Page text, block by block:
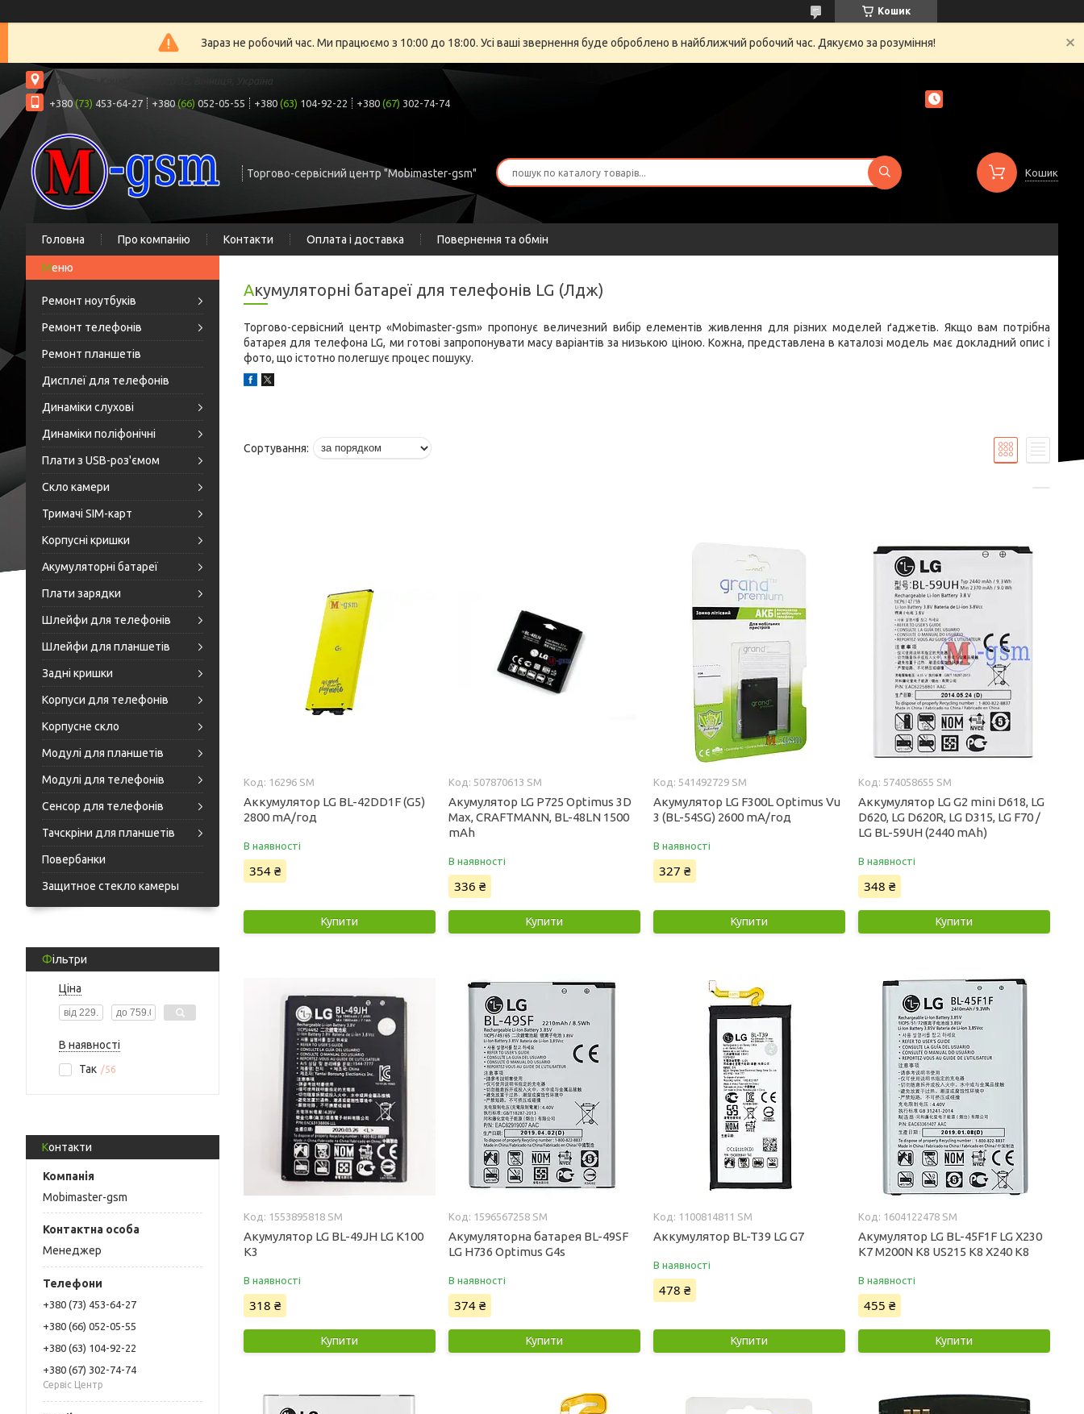
Кошик
Зараз не робочий час. Ми працюємо з 10:00 до 18:00. Усі ваші звернення буде оброблено в найближчий робочий час. Дякуємо за розуміння!
проспект Коцюбинського 32, Вінниця, Україна
+380(73) 453-64-27 +380(66) 052-05-55 +380 (63) 104-92-22 +380 (67) 302-74-74
Торгово-сервісний центр "Mobimaster-gsm" Кошик
Головна Про компанію Контакти Оплата і доставка Повернення та обмін
Ремонт ноутбуків
Ремонт телефонів
Ремонт планшетів
Дисплеї для телефонів
Динаміки слухові
Динаміки поліфонічні
Плати з USB-роз'ємом
Скло камери
Тримачі SIM-карт
Корпусні кришки
Акумуляторні батареї
Плати зарядки
Шлейфи для телефонів
Шлейфи для планшетів
Задні кришки
Корпуси для телефонів
Корпусне скло
Модулі для планшетів
Модулі для телефонів
Сенсор для телефонів
Тачскріни для планшетів
Повербанки
Защитное стекло камеры
Фільтри
Ціна
В наявності
Так
56
Контакти
Mobimaster-gsm
Менеджер
+380 (73) 453-64-27
+380 (66) 052-05-55
+380 (63) 104-92-22
+380 (67) 302-74-74
Сервіс Центр
Акумуляторні батареї для телефонів LG (Лдж)
Торгово-сервісний центр «Mobimaster-gsm» пропонує величезний вибір елементів живлення для різних моделей ґаджетів. Якщо вам потрібна
батарея для телефона LG, ми готові запропонувати масу варіантів за низькою ціною. Кожна, представлена в каталозі модель має докладний опис і
фото, що істотно полегшує процес пошуку.
16296 SM
Аккумулятор LG BL-42DD1F (G5)
2800 mA/год
В наявності
354 ₴
Купити
507870613 SM
Акумулятор LG P725 Optimus 3D
Max, CRAFTMANN, BL-48LN 1500
mAh
В наявності
336 ₴
Купити
541492729 SM
Акумулятор LG F300L Optimus Vu
3 (BL-54SG) 2600 mA/год
В наявності
327 ₴
Купити
574058655 SM
Аккумулятор LG G2 mini D618, LG
D620, LG D620R, LG D315, LG F70 /
LG BL-59UH (2440 mAh)
В наявності
348 ₴
Купити
1553895818 SM
Акумулятор LG BL-49JH LG K100
K3
В наявності
318 ₴
Купити
1596567258 SM
Акумуляторна батарея BL-49SF
LG H736 Optimus G4s
В наявності
374 ₴
Купити
1100814811 SM
Аккумулятор BL-T39 LG G7
В наявності
478 ₴
Купити
1604122478 SM
Акумулятор LG BL-45F1F LG X230
K7 M200N K8 US215 K8 X240 K8
В наявності
455 ₴
Купити